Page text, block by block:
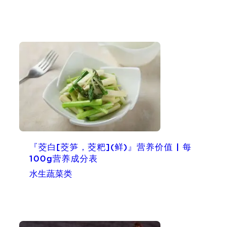
『茭白[茭笋，茭粑](鲜)』营养价值 | 每
100g营养成分表
水生蔬菜类